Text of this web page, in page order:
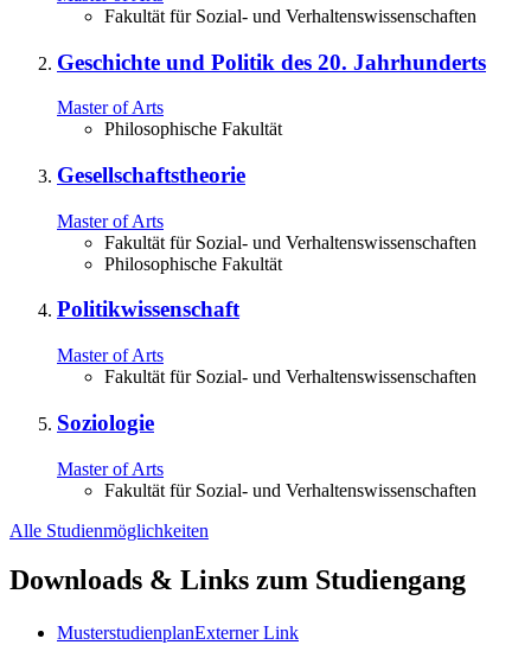
Fakultät für Sozial- und Verhaltenswissenschaften
Geschichte und Politik des 20. Jahrhunderts
Master of Arts
Philosophische Fakultät
Gesellschaftstheorie
Master of Arts
Fakultät für Sozial- und Verhaltenswissenschaften
Philosophische Fakultät
Politikwissenschaft
Master of Arts
Fakultät für Sozial- und Verhaltenswissenschaften
Soziologie
Master of Arts
Fakultät für Sozial- und Verhaltenswissenschaften
Alle Studienmöglichkeiten
Downloads & Links zum Studiengang
MusterstudienplanExterner Link